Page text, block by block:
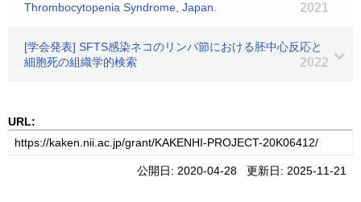
Thrombocytopenia Syndrome, Japan.
2021
[学会発表] SFTS感染ネコのリンパ節における胚中心反応と
細胞死の組織学的検索
2022
URL:
公開日: 2020-04-28 更新日: 2025-11-21